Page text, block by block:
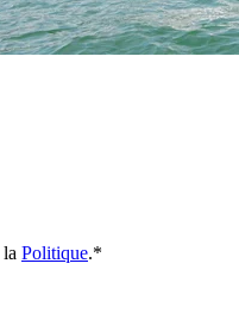
Politique.*